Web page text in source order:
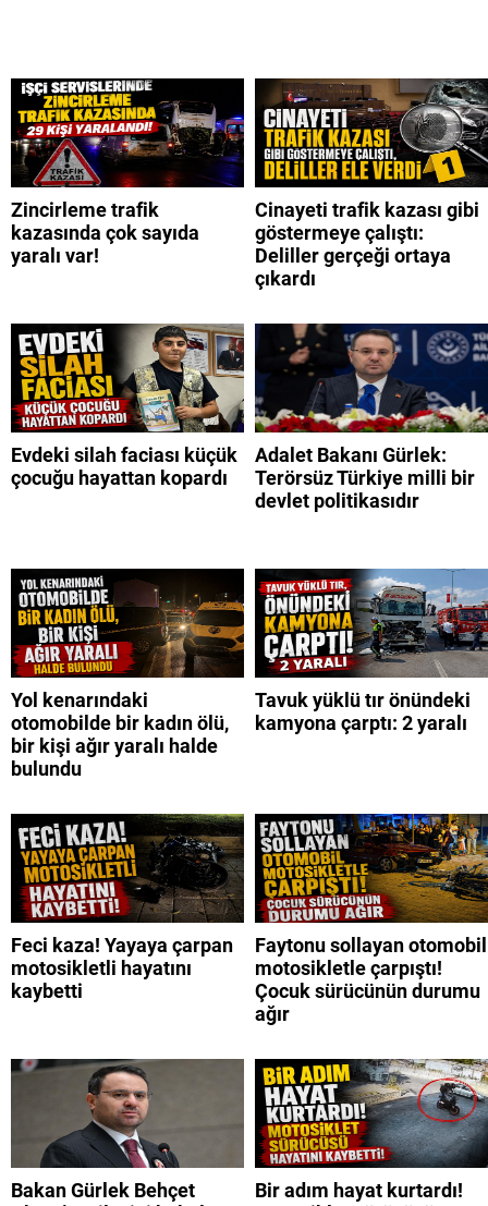
Zincirleme trafik
kazasında çok sayıda
yaralı var!
Cinayeti trafik kazası gibi
göstermeye çalıştı:
Deliller gerçeği ortaya
çıkardı
Evdeki silah faciası küçük
çocuğu hayattan kopardı
Adalet Bakanı Gürlek:
Terörsüz Türkiye milli bir
devlet politikasıdır
Yol kenarındaki
otomobilde bir kadın ölü,
bir kişi ağır yaralı halde
bulundu
Tavuk yüklü tır önündeki
kamyona çarptı: 2 yaralı
Feci kaza! Yayaya çarpan
motosikletli hayatını
kaybetti
Faytonu sollayan otomobil
motosikletle çarpıştı!
Çocuk sürücünün durumu
ağır
Bakan Gürlek Behçet
Bir adım hayat kurtardı!